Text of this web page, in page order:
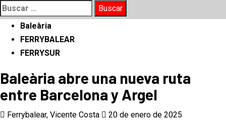
Buscar:
Baleària
FERRYBALEAR
FERRYSUR
Baleària abre una nueva ruta
entre Barcelona y Argel
Ferrybalear, Vicente Costa 20 de enero de 2025